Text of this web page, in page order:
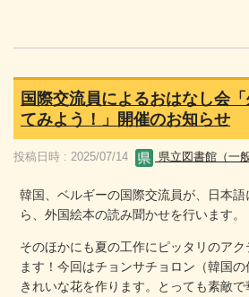
国際交流員によるおはなし会
てみよう！」開催のお知らせ
投稿日時 : 2025/07/14 県立図書館（一般
韓国、ベルギーの国際交流員が、日本
ら、外国絵本の読み聞かせを行います。
そのほかにも夏の工作にピッタリのア
ます！今回はチョンサチョロン（韓国
きれいな花を作ります。とっても素敵